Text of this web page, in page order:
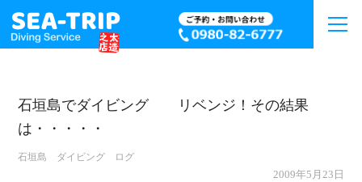
石垣島でダイビング リベンジ！その結果
は・・・・・
石垣島 ダイビング ログ
2009年5月23日